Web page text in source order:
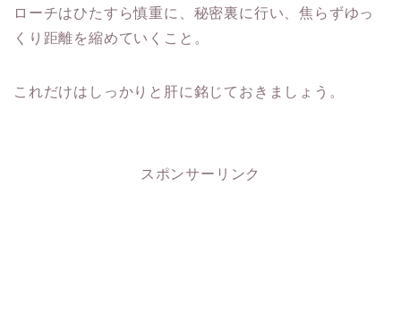
ローチはひたすら慎重に、秘密裏に行い、焦らずゆっ
くり距離を縮めていくこと。
これだけはしっかりと肝に銘じておきましょう。
スポンサーリンク